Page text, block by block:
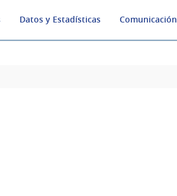
Datos y Estadísticas Comunicación